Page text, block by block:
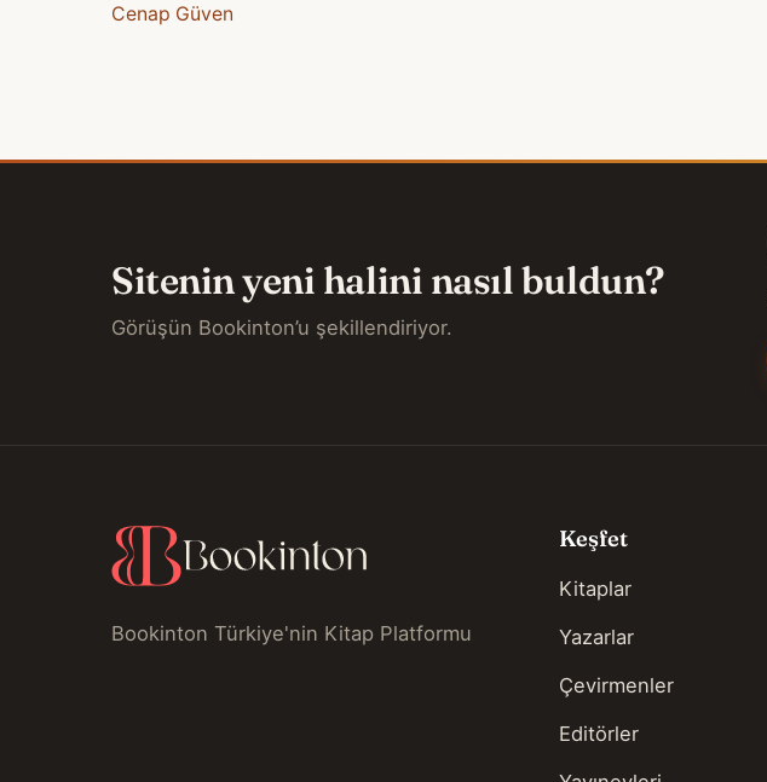
Cenap Güven
Sitenin yeni halini nasıl buldun?
Görüşün Bookinton’u şekillendiriyor.
Bookinton Türkiye'nin Kitap Platformu
Keşfet
Kitaplar
Yazarlar
Çevirmenler
Editörler